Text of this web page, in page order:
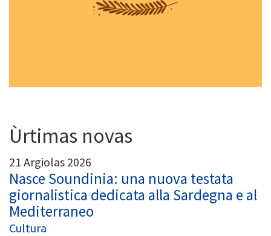
Ùrtimas novas
21 Argiolas 2026
Nasce Soundinia: una nuova testata
giornalistica dedicata alla Sardegna e al
Mediterraneo
Cultura